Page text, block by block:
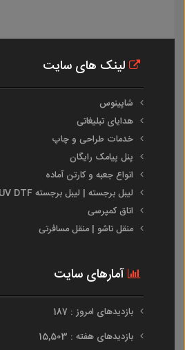
لینک های سایت
شاپینوس
هدایای تبلیغاتی
خدمات طراحی و چاپ
پنل پیامک رایگان
انواع جعبه و کارتن آماده
لیبل برجسته | لیبل برجسته UV DTF | لیبل UV DTF
اتاق کمپرسی
منقل تاشو | منقل مسافرتی
آمارهای سایت
بازدیدهای امروز : 187
بازدیدهای هفته : 15,503